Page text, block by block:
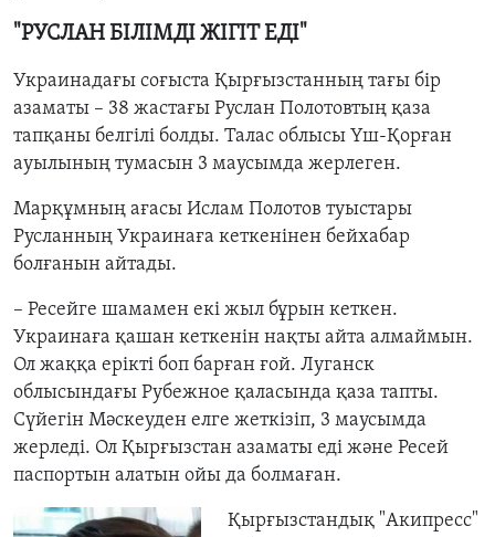
"РУСЛАН БІЛІМДІ ЖІГІТ ЕДІ"
Украинадағы соғыста Қырғызстанның тағы бір
азаматы – 38 жастағы Руслан Полотовтың қаза
тапқаны белгілі болды. Талас облысы Үш-Қорған
ауылының тумасын 3 маусымда жерлеген.
Марқұмның ағасы Ислам Полотов туыстары
Русланның Украинаға кеткенінен бейхабар
болғанын айтады.
– Ресейге шамамен екі жыл бұрын кеткен.
Украинаға қашан кеткенін нақты айта алмаймын.
Ол жаққа ерікті боп барған ғой. Луганск
облысындағы Рубежное қаласында қаза тапты.
Сүйегін Мәскеуден елге жеткізіп, 3 маусымда
жерледі. Ол Қырғызстан азаматы еді және Ресей
паспортын алатын ойы да болмаған.
Қырғызстандық "Акипресс"